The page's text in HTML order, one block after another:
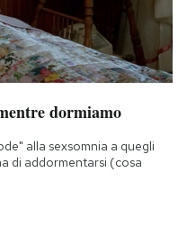
dormiamo
alla sexsomnia a quegli
di addormentarsi (cosa